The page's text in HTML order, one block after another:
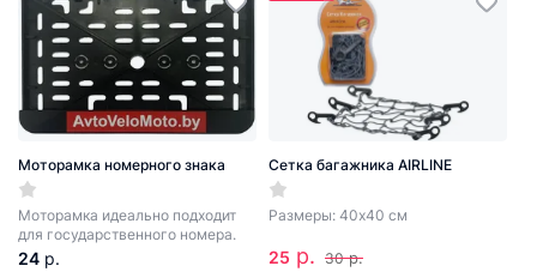
Моторамка номерного знака
Моторамка идеально подходит
для государственного номера.
24 р.
Сетка багажника AIRLINE
Размеры: 40х40 см
25 р. 30 р.